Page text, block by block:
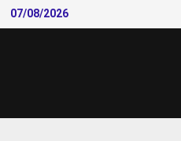
Skip
to
07/08/2026